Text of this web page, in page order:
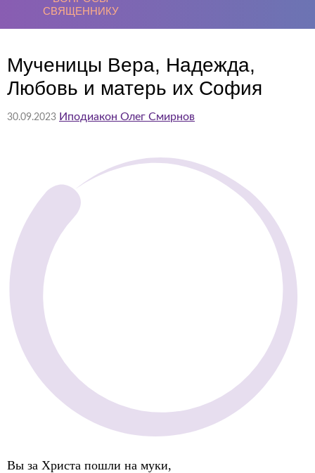
СВЯЩЕННИКУ
Мученицы Вера, Надежда,
Любовь и матерь их София
30.09.2023 Иподиакон Олег Смирнов
Вы за Христа пошли на муки,